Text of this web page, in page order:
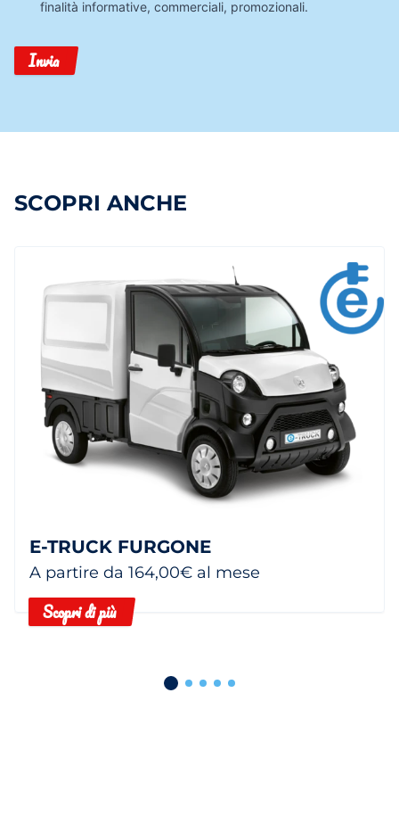
finalità informative, commerciali, promozionali.
Invia
SCOPRI ANCHE
E-TRUCK FURGONE
A partire da 164,00€ al mese
Scopri di più